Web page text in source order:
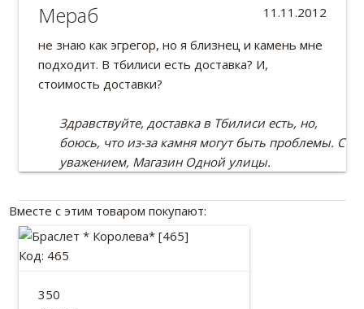
11.11.2012
Мераб
не знаю как эгрегор, но я близнец и камень мне
подходит. В тбилиси есть доставка? И,
стоимость доставки?
Здравствуйте, доставка в Тбилиси есть, но,
боюсь, что из-за камня могут быть проблемы. С
уважением, Магазин Одной улицы.
Вместе с этим товаром покупают:
Код: 465
Браслет * Королева*
350